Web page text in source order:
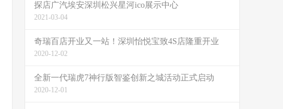
探店广汽埃安深圳松兴星河ico展示中心
2021-03-04
奇瑞百店开业又一站！深圳怡悦宝致4S店隆重开业
2020-12-02
全新一代瑞虎7神行版智鉴创新之城活动正式启动
2020-12-01